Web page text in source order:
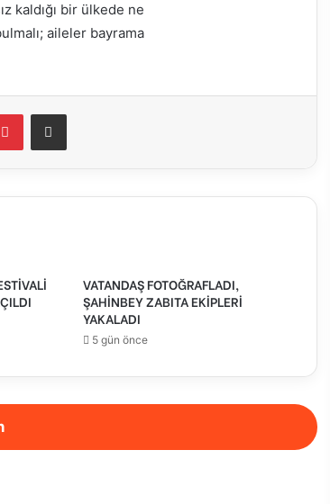
kaldığı bir ülkede ne
aileler bayrama
PinterestE-Posta ile paylaş
VATANDAŞ FOTOĞRAFLADI,
ŞAHİNBEY ZABITA EKİPLERİ
YAKALADI
5 gün önce